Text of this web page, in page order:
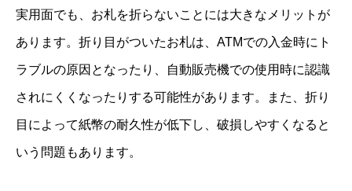
実用面でも、お札を折らないことには大きなメリットが
あります。折り目がついたお札は、ATMでの入金時にト
ラブルの原因となったり、自動販売機での使用時に認識
されにくくなったりする可能性があります。また、折り
目によって紙幣の耐久性が低下し、破損しやすくなると
いう問題もあります。